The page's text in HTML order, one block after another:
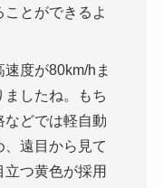
とができるよ
度が80km/hま
したね。もち
などでは軽自動
遠目から見て
つ黄色が採用